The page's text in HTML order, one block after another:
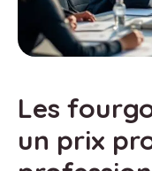
Les
un prix